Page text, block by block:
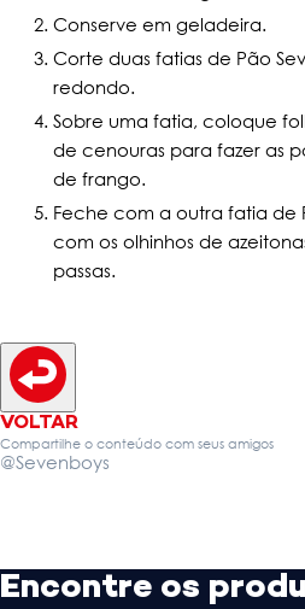
Conserve em geladeira.
Corte duas fatias de Pão
redondo.
Sobre uma fatia, coloque
de cenouras para fazer as
de frango.
Feche com a outra fatia de
com os olhinhos de
passas.
VOLTAR
Compartilhe o conteúdo com seus amigos
@Sevenboys
Encontre os